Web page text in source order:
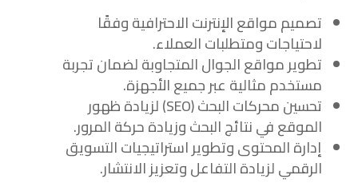
تصميم مواقع الإنترنت الاحترافية وفقًا
لاحتياجات ومتطلبات العملاء.
تطوير مواقع الجوال المتجاوبة لضمان تجربة
مستخدم مثالية عبر جميع الأجهزة.
تحسين محركات البحث (SEO) لزيادة ظهور
الموقع في نتائج البحث وزيادة حركة المرور.
إدارة المحتوى وتطوير استراتيجيات التسويق
الرقمي لزيادة التفاعل وتعزيز الانتشار.